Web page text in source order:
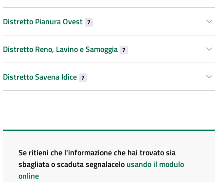
Distretto Pianura Ovest 7
Distretto Reno, Lavino e Samoggia 7
Distretto Savena Idice 7
Se ritieni che l'informazione che hai trovato sia
sbagliata o scaduta segnalacelo usando il modulo
online